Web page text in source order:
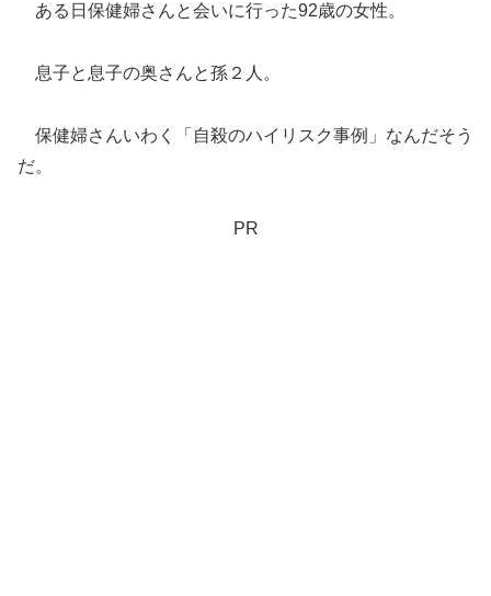
ある日保健婦さんと会いに行った92歳の女性。
息子と息子の奥さんと孫２人。
保健婦さんいわく「自殺のハイリスク事例」なんだそう
だ。
PR